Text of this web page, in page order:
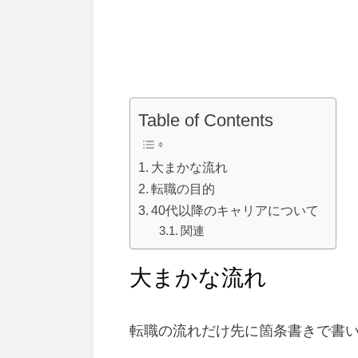
Table of Contents
大まかな流れ
転職の目的
40代以降のキャリアについて
関連
大まかな流れ
転職の流れだけ先に箇条書きで書い